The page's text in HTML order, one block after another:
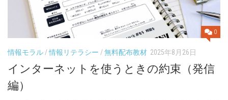
0
情報モラル /情報リテラシー /無料配布教材 2025年8月26日
インターネットを使うときの約束（発信
編）